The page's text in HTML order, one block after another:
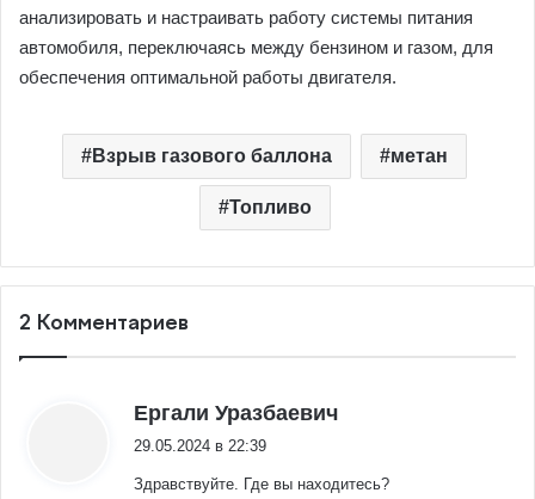
анализировать и настраивать работу системы питания
автомобиля, переключаясь между бензином и газом, для
обеспечения оптимальной работы двигателя.
Взрыв газового баллона метан
Топливо
2 Комментариев
Ергали Уразбаевич
29.05.2024 в 22:39
Здравствуйте. Где вы находитесь?